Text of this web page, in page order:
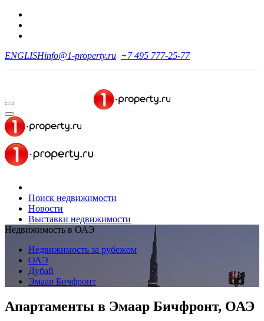
ENGLISHinfo@1-property.ru +7 495 777-25-77
Поиск недвижимости
Новости
Выставки недвижимости
Недвижимость в ОАЭ
Недвижимость за рубежом
ОАЭ
Дубай
Эмаар Бичфронт
Апартаменты в Эмаар Бичфронт, ОАЭ